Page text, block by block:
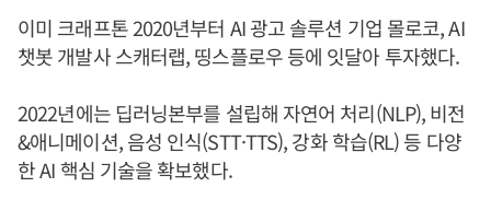
이미 크래프톤 2020년부터 AI 광고 솔루션 기업 몰로코, AI
챗봇 개발사 스캐터랩, 띵스플로우 등에 잇달아 투자했다.
2022년에는 딥러닝본부를 설립해 자연어 처리(NLP), 비전
&애니메이션, 음성 인식(STT·TTS), 강화 학습(RL) 등 다양
한 AI 핵심 기술을 확보했다.